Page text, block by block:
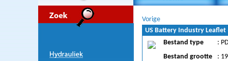
Vorige
US Battery Industry Leaflet
Bestand type
:
Bestand grootte
: